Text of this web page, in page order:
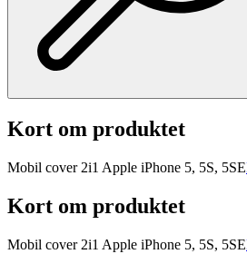
Kort om produktet
Mobil cover 2i1 Apple iPhone 5, 5S, 5SE
Kort om produktet
Mobil cover 2i1 Apple iPhone 5, 5S, 5SE